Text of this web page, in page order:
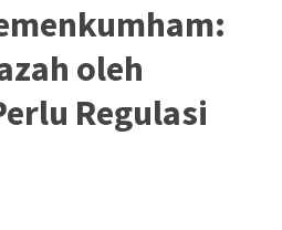
oleh
Regulasi